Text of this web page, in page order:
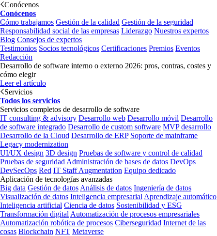
Conócenos
Conócenos
Cómo trabajamos Gestión de la calidad Gestión de la seguridad
Responsabilidad social de las empresas Liderazgo Nuestros expertos
Blog Consejos de expertos
Testimonios Socios tecnológicos Certificaciones Premios Eventos
Redacción
Desarrollo de software interno o externo 2026: pros, contras, costes y
cómo elegir
Leer el artículo
Servicios
Todos los servicios
Servicios completos de desarrollo de software
IT consulting & advisory Desarrollo web Desarrollo móvil Desarrollo
de software integrado Desarrollo de custom software MVP desarrollo
Desarrollo de la Cloud Desarrollo de ERP Soporte de mainframe
Legacy modernization
UI/UX design 3D design Pruebas de software y control de calidad
Pruebas de seguridad Administración de bases de datos DevOps
DevSecOps Red IT Staff Augmentation Equipo dedicado
Aplicación de tecnologías avanzadas
Big data Gestión de datos Análisis de datos Ingeniería de datos
Visualización de datos Inteligencia empresarial Aprendizaje automático
Inteligencia artificial Ciencia de datos Sostenibilidad y ESG
Transformación digital Automatización de procesos empresariales
Automatización robótica de procesos Ciberseguridad Internet de las
cosas Blockchain NFT Metaverse